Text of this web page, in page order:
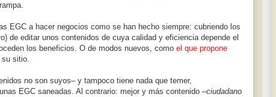
EGC a hacer negocios como se han hecho siempre: cubriendo los
de editar unos contenidos de cuya calidad y eficiencia depende el
los beneficios. O de modos nuevos, como el que propone
su sitio.
no son suyos– y tampoco tiene nada que temer,
EGC saneadas. Al contrario: mejor y más contenido –ciudadano